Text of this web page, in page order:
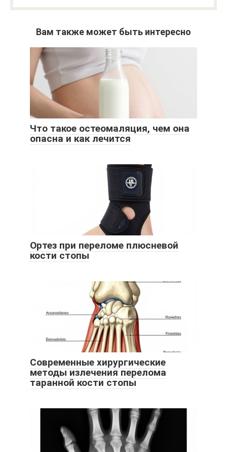
Вам также может быть интересно
Что такое остеомаляция, чем она
опасна и как лечится
Ортез при переломе плюсневой
кости стопы
Современные хирургические
методы излечения перелома
таранной кости стопы